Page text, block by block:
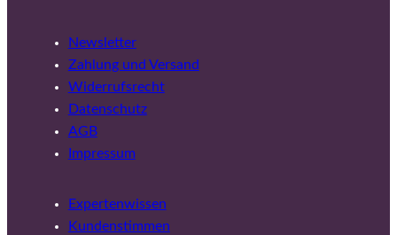
Newsletter
Zahlung und Versand
Widerrufsrecht
Datenschutz
AGB
Impressum
Expertenwissen
Kundenstimmen